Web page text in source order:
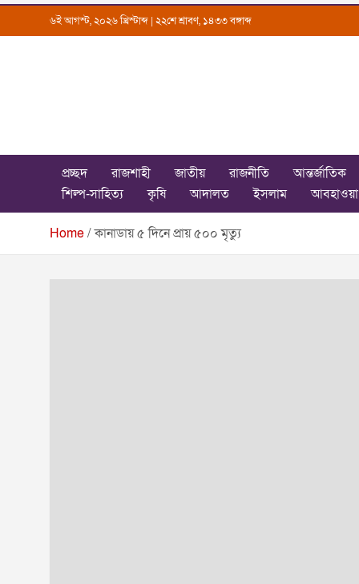
৬ই আগস্ট, ২০২৬ খ্রিস্টাব্দ | ২২শে শ্রাবণ, ১৪৩৩ বঙ্গাব্দ
Uttarkantho
প্রচ্ছদ রাজশাহী জাতীয় রাজনীতি আন্তর্জাতিক
শিল্প-সাহিত্য
কৃষি আদালত ইসলাম আবহাওয়া
Home কানাডায় ৫ দিনে প্রায় ৫০০ মৃত্যু